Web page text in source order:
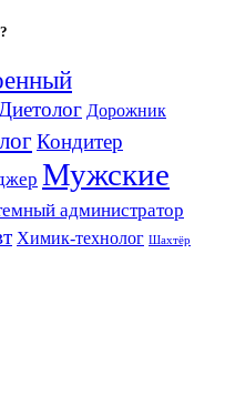
Диетолог Дорожник
Кондитер
Мужские
администратор
Химик-технолог Шахтёр